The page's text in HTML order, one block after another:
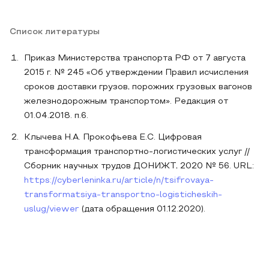
Список литературы
Приказ Министерства транспорта РФ от 7 августа
2015 г. № 245 «Об утверждении Правил исчисления
сроков доставки грузов, порожних грузовых вагонов
железнодорожным транспортом». Редакция от
01.04.2018. п.6.
Клычева Н.А. Прокофьева Е.С. Цифровая
трансформация транспортно-логистических услуг //
Сборник научных трудов ДОНИЖТ, 2020 № 56. URL:
https://cyberleninka.ru/article/n/tsifrovaya-
transformatsiya-transportno-logisticheskih-
uslug/viewer (дата обращения 01.12.2020).